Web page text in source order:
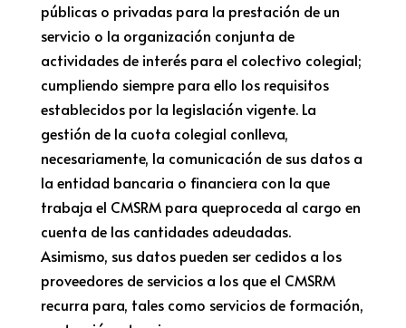
públicas o privadas para la prestación de un
servicio o la organización conjunta de
actividades de interés para el colectivo colegial;
cumpliendo siempre para ello los requisitos
establecidos por la legislación vigente. La
gestión de la cuota colegial conlleva,
necesariamente, la comunicación de sus datos a
la entidad bancaria o financiera con la que
trabaja el CMSRM para queproceda al cargo en
cuenta de las cantidades adeudadas.
Asimismo, sus datos pueden ser cedidos a los
proveedores de servicios a los que el CMSRM
recurra para, tales como servicios de formación,